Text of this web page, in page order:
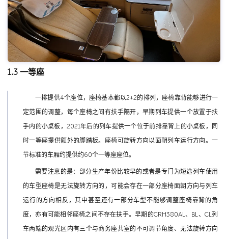
1.3 一等座
一排提供4个座位，座椅基本都以2+2的排列，座椅靠背能够进行一
定范围的调整，每个座椅之间有扶手隔开，早期列车提供一个放置于扶
手内的小桌板，2021年后的列车提供一个位于前排靠背上的小桌板，同
时一等座提供额外的脚踏板。座椅可旋转方向以面朝列车运行方向。一
节标准的车厢约提供约60个一等座座位。
需要注意的是：部分生产年份比较早的或者是专门为短途列车使用
的车型座椅是无法旋转方向的，可能会存在一部分座椅面朝方向与列车
运行的方向相反，其中甚至还有一部分车型不能够调整座椅靠背的角
度，亦有可能相邻座椅之间不存在扶手。早期的CRH380AL、BL、CL列
车两端的观光区内有三个与商务座共室的不可调节角度、无法旋转方向